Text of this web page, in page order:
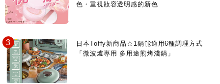
色・重視妝容透明感的新色
日本Toffy新商品☆1鍋能適用6種調理方式
「微波爐專用 多用途煎烤淺鍋」